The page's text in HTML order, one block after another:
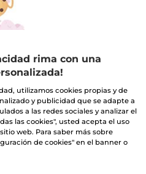
campos
rima con una
utilizamos cookies propias y de
y publicidad que se adapte a
a las redes sociales y analizar el
las cookies", usted acepta el uso
web. Para saber más sobre
de cookies" en el banner o